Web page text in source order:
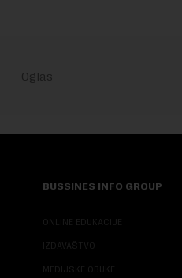
BUSSINES INFO GROUP
ONLINE EDUKACIJE
IZDAVAŠTVO
MEDIJSKE OBUKE